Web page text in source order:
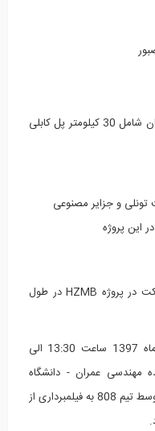
طراحی و ساخت طویل ترین پل کابلی جهان شامل 30 کیلومتر پل کابلی
و جزایر مصنوعی
پروژه
با 29 سال تجربه در مهندسی پل و مشارکت در پروژه HZMB در طول
این همایش در تاریخ سه شنبه 6 آذر ماه 1397 ساعت 13:30 الی
مهندسی عمران - دانشگاه
صنعتی خواجه نصیر برگزار شده است که توسط تیم 808 به فیلمبرداری از